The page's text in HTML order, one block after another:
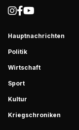
Hauptnachrichten
Politik
Wirtschaft
Sport
Kultur
Kriegschroniken